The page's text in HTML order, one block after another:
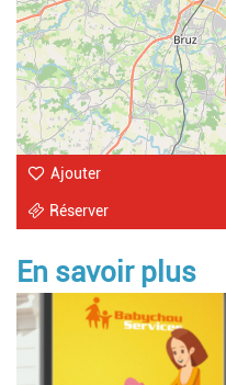
Ajouter
Réserver
En savoir plus